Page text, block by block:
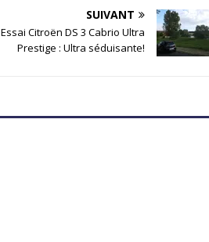
SUIVANT
Essai Citroën DS 3 Cabrio Ultra
Prestige : Ultra séduisante!